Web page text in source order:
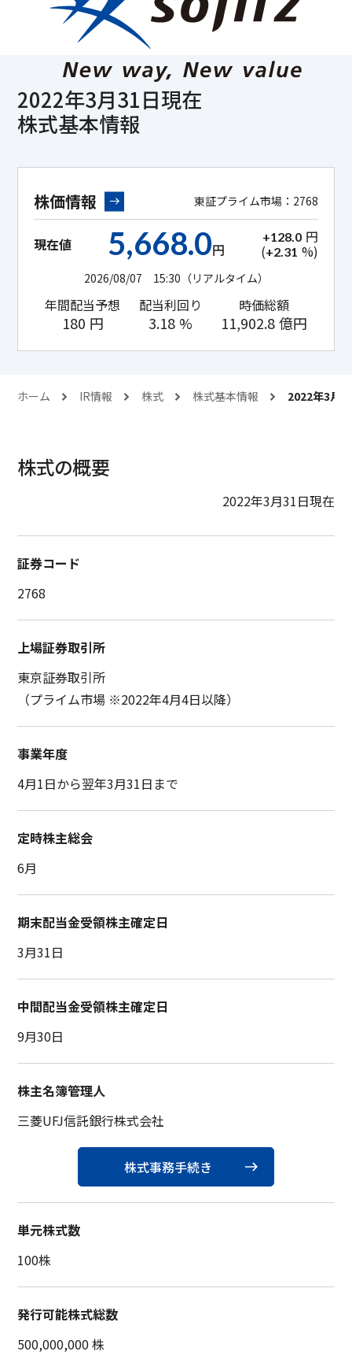
2022年3月31日現在
株式基本情報
株価情報 東証プライム市場：2768
現在値 5,668.0円
+128.0 円
(+2.31 %)
2026/08/07 15:30 （リアルタイム）
年間配当予想
180 円
配当利回り
3.18 %
時価総額
11,902.8億円
ホーム IR情報 株式 株式基本情報 2022年3月
株式の概要
2022年3月31日現在
証券コード
2768
上場証券取引所
東京証券取引所
（プライム市場 ※2022年4月4日以降）
事業年度
4月1日から翌年3月31日まで
定時株主総会
6月
期末配当金受領株主確定日
3月31日
中間配当金受領株主確定日
9月30日
株主名簿管理人
三菱UFJ信託銀行株式会社
株式事務手続き
単元株式数
100株
発行可能株式総数
500,000,000 株